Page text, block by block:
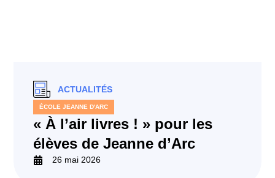
ACTUALITÉS
ÉCOLE JEANNE D'ARC
« À l’air livres ! » pour les
élèves de Jeanne d’Arc
26 mai 2026